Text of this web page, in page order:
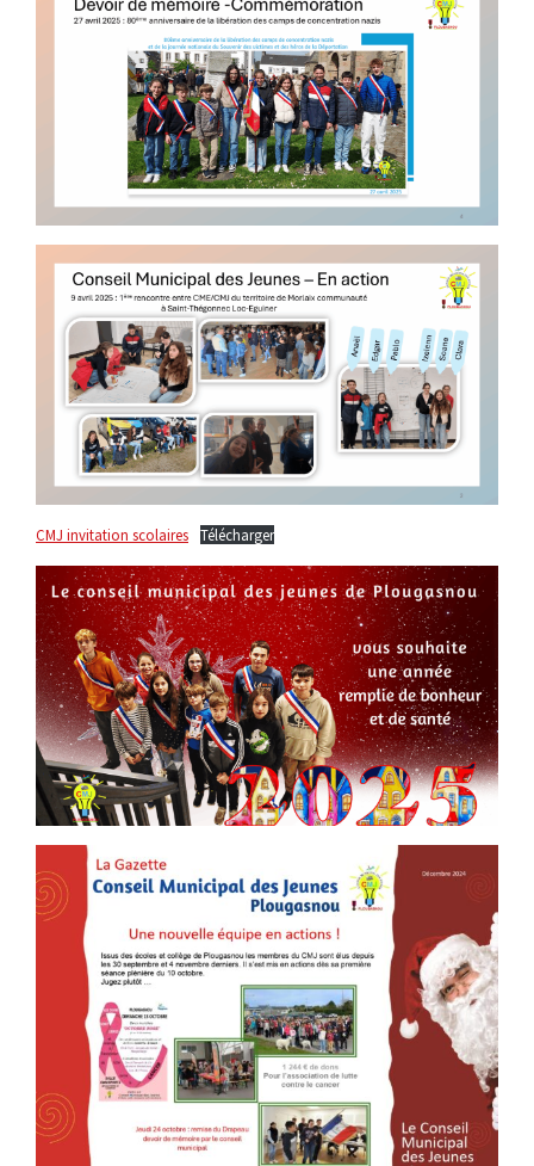
CMJ invitation scolaires Télécharger